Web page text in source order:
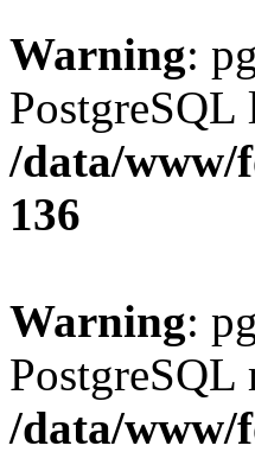
Warning:
/data/www/
136
Warning:
PostgreSQL
/data/www/